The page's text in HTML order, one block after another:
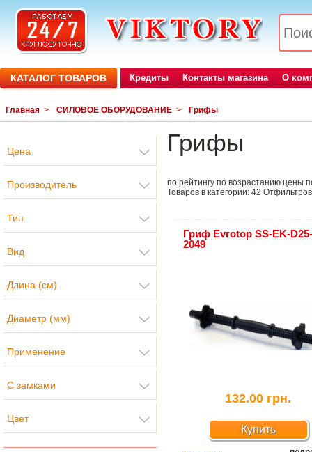
КАТАЛОГ ТОВАРОВ Кредиты Контакты магазина О
Главная > СИЛОВОЕ ОБОРУДОВАНИЕ > Грифы
Цена
Производитель
Тип
Вид
Длина (см)
Диаметр (мм)
Применение
С замками
Цвет
Грифы
по рейтингу по возрастанию цены
Товаров в категории: 42
Гриф Evrotop SS-EK-D25-
2049
132.00 грн.
Купить